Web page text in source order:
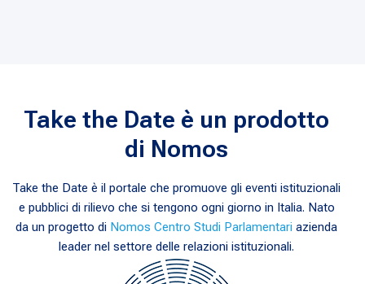
Take the Date è un prodotto
di Nomos
Take the Date è il portale che promuove gli eventi istituzionali
e pubblici di rilievo che si tengono ogni giorno in Italia. Nato
da un progetto di Nomos Centro Studi Parlamentari azienda
leader nel settore delle relazioni istituzionali.